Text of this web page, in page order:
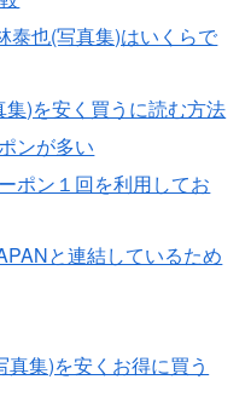
泰也(写真集)はいくらで
)を安く買うに読む方法
ンが多い
ポン１回を利用してお
と連結しているため
集)を安くお得に買う